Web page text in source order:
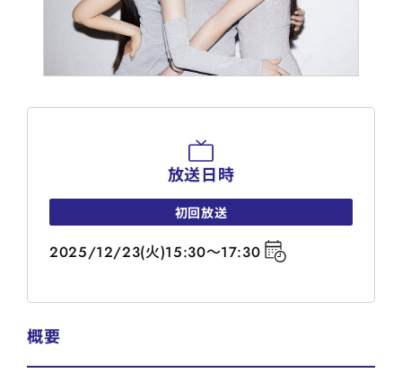
放送日時
初回放送
2025/12/23(火)15:30～17:30
概要